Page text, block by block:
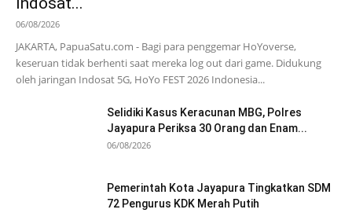
06/08/2026
JAKARTA, PapuaSatu.com - Bagi para penggemar HoYoverse,
keseruan tidak berhenti saat mereka log out dari game. Didukung
oleh jaringan Indosat 5G, HoYo FEST 2026 Indonesia...
Selidiki Kasus Keracunan MBG, Polres
Jayapura Periksa 30 Orang dan Enam...
06/08/2026
Pemerintah Kota Jayapura Tingkatkan SDM
72 Pengurus KDK Merah Putih